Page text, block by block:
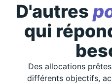
D'autres
qui
Des allocations
différents objectifs,